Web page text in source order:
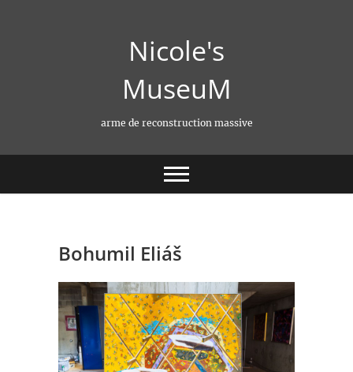
Nicole's
MuseuM
arme de reconstruction massive
Bohumil Eliáš